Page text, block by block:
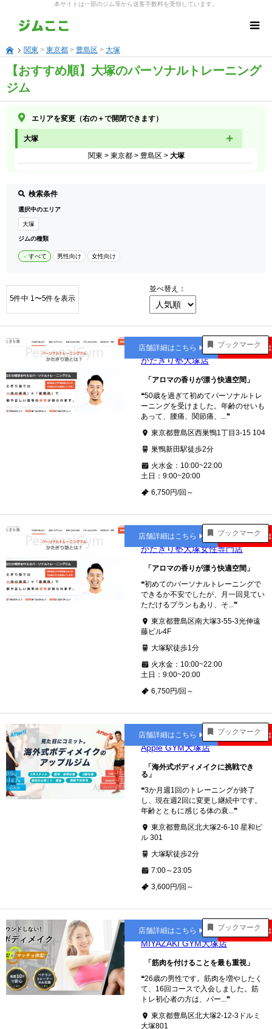
本サイトは一部のジム等から送客手数料を受領しています。
関東 >東京都 > 豊島区 > 大塚
【おすすめ順】大塚のパーソナルトレーニング
ジム
エリアを変更（右の＋で開閉できます）
大塚
関東 > 東京都> 豊島区 > 大塚
検索条件
選択中のエリア
大塚
ジムの種類
すべて 男性向け 女性向け
5件中 1〜5件を表示
並べ替え：
ブックマーク
大塚
かたぎり塾大塚店
「アロマの香りが漂う快適空間」
❝50歳を過ぎて初めてパーソナルトレ
ーニングを受けました。年齢のせいも
あって、腰痛、関節痛、...❞
東京都豊島区西巣鴨1丁目3-15 104
巣鴨新田駅徒歩2分
火水金：10:00~22:00
土日：9:00~20:00
6,750円/回～
店舗詳細はこちら 公式サイト
ブックマーク
大塚
かたぎり塾大塚女性専門店
「アロマの香りが漂う快適空間」
❝初めてのパーソナルトレーニングで
できるか不安でしたが、月一回見てい
ただけるプランもあり、そ...❞
東京都豊島区南大塚3-55-3光伸遠
藤ビル4F
大塚駅徒歩1分
火水金：10:00~22:00
土日：9:00~20:00
6,750円/回～
店舗詳細はこちら 公式サイト
ブックマーク
大塚
Apple GYM大塚店
「海外式ボディメイクに挑戦でき
る」
❝3か月週1回のトレーニングが終了
し、現在週2回に変更し継続中です。
年齢とともに感じる体の衰...❞
東京都豊島区北大塚2-6-10 星和ビ
ル 301
大塚駅徒歩2分
7:00～23:05
3,600円/回～
店舗詳細はこちら 公式サイト
ブックマーク
大塚
MIYAZAKI GYM大塚店
「筋肉を付けることを最も重視」
❝26歳の男性です。筋肉を増やしたく
て、16回コースで入会しました。筋
トレ初心者の方は、パー...❞
東京都豊島区北大塚2‐12‐3ドルミ
大塚801
店舗詳細はこちら 公式サイト